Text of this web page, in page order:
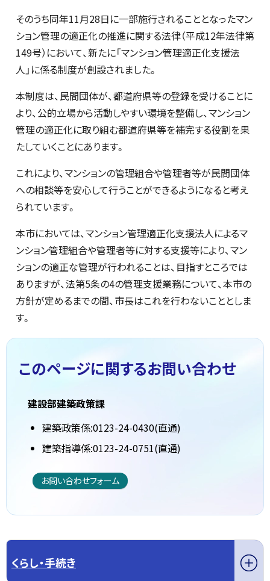
そのうち同年11月28日に一部施行されることとなったマン
ション管理の適正化の推進に関する法律（平成12年法律第
149号）において、新たに「マンション管理適正化支援法
人」に係る制度が創設されました。
本制度は、民間団体が、都道府県等の登録を受けることに
より、公的立場から活動しやすい環境を整備し、マンション
管理の適正化に取り組む都道府県等を補完する役割を果
たしていくことにあります。
これにより、マンションの管理組合や管理者等が民間団体
への相談等を安心して行うことができるようになると考え
られています。
本市においては、マンション管理適正化支援法人によるマ
ンション管理組合や管理者等に対する支援等により、マン
ションの適正な管理が行われることは、目指すところでは
ありますが、法第5条の4の管理支援業務について、本市の
方針が定めるまでの間、市長はこれを行わないこととしま
す。
このページに関するお問い合わせ
建設部建築政策課
建築政策係:0123-24-0430(直通)
建築指導係:0123-24-0751(直通)
お問い合わせフォーム
くらし・手続き